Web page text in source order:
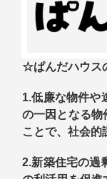
☆ぱんだハウス
1.低廉な物件や
の一因となる物
ことで、社会的
2.新築住宅の過